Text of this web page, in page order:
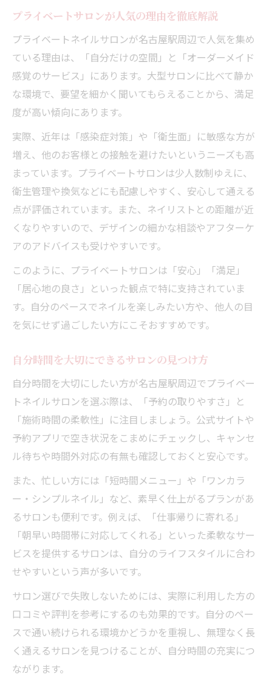
プライベートサロンが人気の理由を徹底解説
プライベートネイルサロンが名古屋駅周辺で人気を集め
ている理由は、「自分だけの空間」と「オーダーメイド
感覚のサービス」にあります。大型サロンに比べて静か
な環境で、要望を細かく聞いてもらえることから、満足
度が高い傾向にあります。
実際、近年は「感染症対策」や「衛生面」に敏感な方が
増え、他のお客様との接触を避けたいというニーズも高
まっています。プライベートサロンは少人数制ゆえに、
衛生管理や換気などにも配慮しやすく、安心して通える
点が評価されています。また、ネイリストとの距離が近
くなりやすいので、デザインの細かな相談やアフターケ
アのアドバイスも受けやすいです。
このように、プライベートサロンは「安心」「満足」
「居心地の良さ」といった観点で特に支持されていま
す。自分のペースでネイルを楽しみたい方や、他人の目
を気にせず過ごしたい方にこそおすすめです。
自分時間を大切にできるサロンの見つけ方
自分時間を大切にしたい方が名古屋駅周辺でプライベー
トネイルサロンを選ぶ際は、「予約の取りやすさ」と
「施術時間の柔軟性」に注目しましょう。公式サイトや
予約アプリで空き状況をこまめにチェックし、キャンセ
ル待ちや時間外対応の有無も確認しておくと安心です。
また、忙しい方には「短時間メニュー」や「ワンカラ
ー・シンプルネイル」など、素早く仕上がるプランがあ
るサロンも便利です。例えば、「仕事帰りに寄れる」
「朝早い時間帯に対応してくれる」といった柔軟なサー
ビスを提供するサロンは、自分のライフスタイルに合わ
せやすいという声が多いです。
サロン選びで失敗しないためには、実際に利用した方の
口コミや評判を参考にするのも効果的です。自分のペー
スで通い続けられる環境かどうかを重視し、無理なく長
く通えるサロンを見つけることが、自分時間の充実につ
ながります。